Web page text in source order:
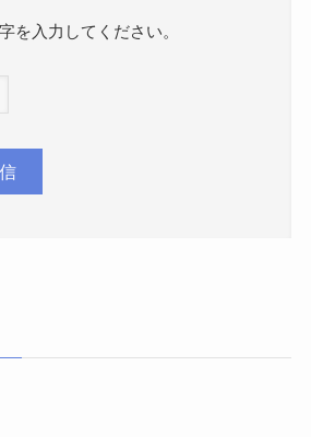
を入力してください。